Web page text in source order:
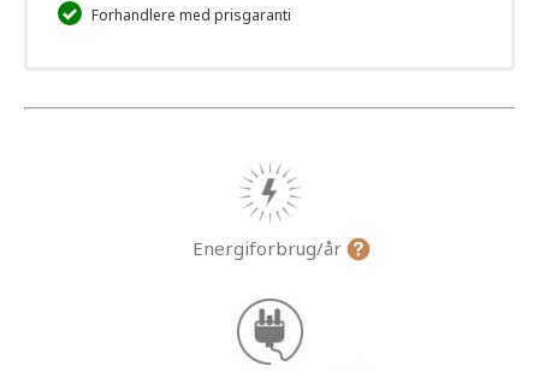
Forhandlere med prisgaranti
Energiforbrug/år